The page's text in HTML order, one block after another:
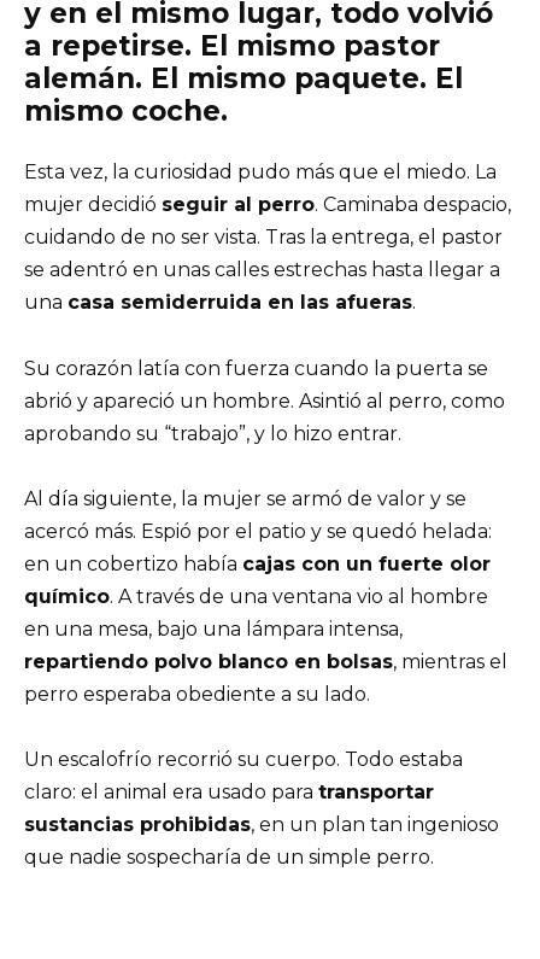
y en el mismo lugar, todo volvió
a repetirse. El mismo pastor
alemán. El mismo paquete. El
mismo coche.
Esta vez, la curiosidad pudo más que el miedo. La
mujer decidió seguir al perro. Caminaba despacio,
cuidando de no ser vista. Tras la entrega, el pastor
se adentró en unas calles estrechas hasta llegar a
una casa semiderruida en las afueras.
Su corazón latía con fuerza cuando la puerta se
abrió y apareció un hombre. Asintió al perro, como
aprobando su “trabajo”, y lo hizo entrar.
Al día siguiente, la mujer se armó de valor y se
acercó más. Espió por el patio y se quedó helada:
en un cobertizo había cajas con un fuerte olor
químico. A través de una ventana vio al hombre
en una mesa, bajo una lámpara intensa,
repartiendo polvo blanco en bolsas, mientras el
perro esperaba obediente a su lado.
Un escalofrío recorrió su cuerpo. Todo estaba
claro: el animal era usado para transportar
sustancias prohibidas, en un plan tan ingenioso
que nadie sospecharía de un simple perro.